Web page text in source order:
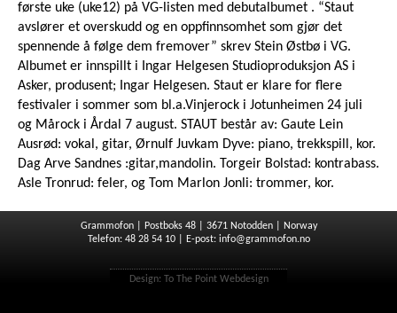
første uke (uke12) på VG-listen med debutalbumet . “Staut
avslører et overskudd og en oppfinnsomhet som gjør det
spennende å følge dem fremover” skrev Stein Østbø i VG.
Albumet er innspillt i Ingar Helgesen Studioproduksjon AS i
Asker, produsent; Ingar Helgesen. Staut er klare for flere
festivaler i sommer som bl.a.Vinjerock i Jotunheimen 24 juli
og Mårock i Årdal 7 august. STAUT består av: Gaute Lein
Ausrød: vokal, gitar, Ørnulf Juvkam Dyve: piano, trekkspill, kor.
Dag Arve Sandnes :gitar,mandolin. Torgeir Bolstad: kontrabass.
Asle Tronrud: feler, og Tom Marlon Jonli: trommer, kor.
Grammofon | Postboks 48 | 3671 Notodden | Norway
Telefon: 48 28 54 10 | E-post: info@grammofon.no
Design: To The Point Webdesign